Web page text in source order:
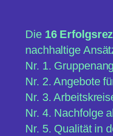
Die 16
nachhaltige
Nr. 1.
Nr. 2. Angebote
Nr. 3.
Nr. 4. Nachfolge
Nr. 5. Qualität in